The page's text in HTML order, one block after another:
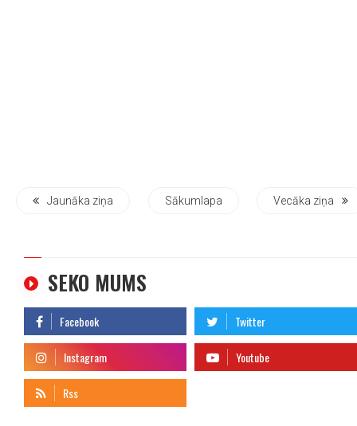
Jaunāka ziņa Sākumlapa Vecāka ziņa
SEKO MUMS